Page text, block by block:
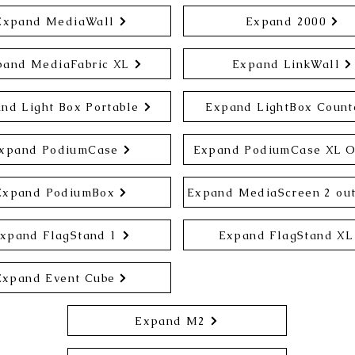
MediaWall
MediaFabric XL
Light Box Portable
PodiumCase
PodiumBox
FlagStand 1
Event Cube
Expand 2000
Expand LinkWall
Expand LightBox
Expand PodiumCase XL
Expand MediaScreen 2
Expand FlagStand XL
Expand M2